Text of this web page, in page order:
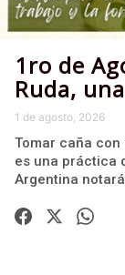
1ro de
Ruda,
1 de agosto, 2026
Tomar caña con
es una práctica
Argentina